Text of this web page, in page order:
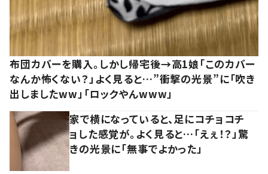
布団カバーを購入。しかし帰宅後→高1娘「このカバー
なんか怖くない？」よく見ると…”衝撃の光景”に「吹き
出しましたww」「ロックやんwww」
家で横になっていると、足にコチョコチ
ョした感覚が。よく見ると…「えぇ！？」驚
きの光景に「無事でよかった」